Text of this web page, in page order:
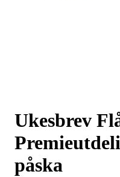
Ukesbrev
påska